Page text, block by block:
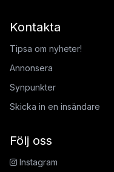
Kontakta
Tipsa om nyheter!
Annonsera
Synpunkter
Skicka in en insändare
Följ oss
Instagram